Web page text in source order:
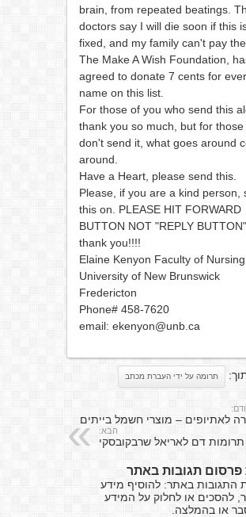
brain, from repeated beatings.
doctors say I will die soon if this
fixed, and my family can't pay the
The Make A Wish Foundation,
agreed to donate 7 cents for
name on this list.
For those of you who send this
thank you so much, but for those
don't send it, what goes around
around.
Have a Heart, please send this.
Please, if you are a kind person,
this on. PLEASE HIT FORWARD
BUTTON NOT "REPLY
thank you!!!!
Elaine Kenyon Faculty of Nursing
University of New Brunswick
Fredericton
Phone# 458-7620
email: ekenyon@unb.ca
תרומה על ידי העברת מכתב
לאתיופים – מוצרי חשמל בייתים
הבא:
דם לאריאל שרבקובסקי
פרסום תגובות באתר
התגובות באתר: להוסיף מידע
להסכים או לחלוק על המידע
או בהמלצה.